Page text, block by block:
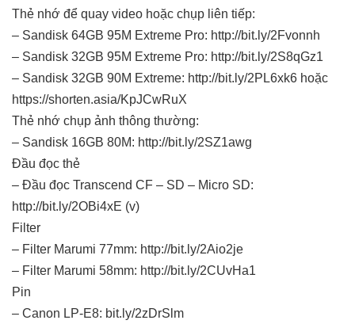
Thẻ nhớ để quay video hoặc chụp liên tiếp:
– Sandisk 64GB 95M Extreme Pro: http://bit.ly/2Fvonnh
– Sandisk 32GB 95M Extreme Pro: http://bit.ly/2S8qGz1
– Sandisk 32GB 90M Extreme: http://bit.ly/2PL6xk6 hoặc
https://shorten.asia/KpJCwRuX
Thẻ nhớ chụp ảnh thông thường:
– Sandisk 16GB 80M: http://bit.ly/2SZ1awg
Đầu đọc thẻ
– Đầu đọc Transcend CF – SD – Micro SD:
http://bit.ly/2OBi4xE (v)
Filter
– Filter Marumi 77mm: http://bit.ly/2Aio2je
– Filter Marumi 58mm: http://bit.ly/2CUvHa1
Pin
– Canon LP-E8: bit.ly/2zDrSlm